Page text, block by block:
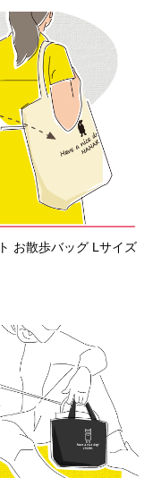
お散歩バッグ Lサイズ